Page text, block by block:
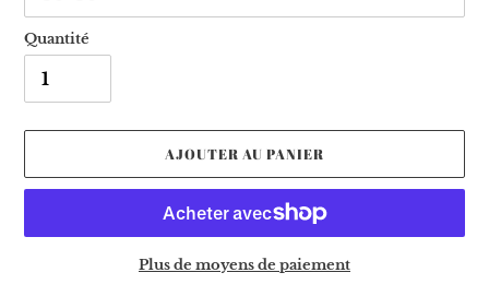
Quantité
AJOUTER AU PANIER
Plus de moyens de paiement